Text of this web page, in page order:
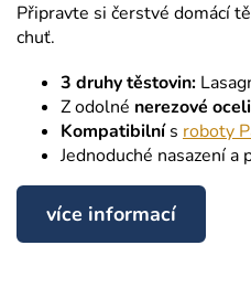
Připravte si čerstvé domácí
chuť.
3 druhy těstovin:
Z odolné nerezové oceli
Kompatibilnís roboty
Jednoduché nasazení a
více informací